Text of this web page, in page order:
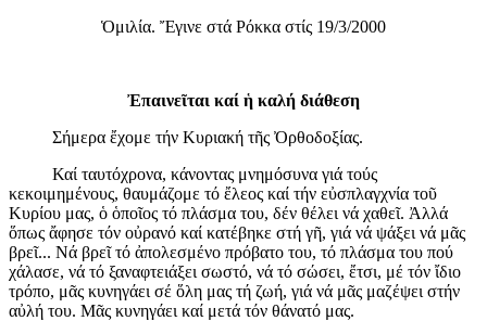
Ὁμιλία. Ἔγινε στά Ρόκκα στίς 19/3/2000
Ἐπαινεῖται καί ἡ καλή διάθεση
Σήμερα ἔχομε τήν Κυριακή τῆς Ὀρθοδοξίας.
Καί ταυτόχρονα, κάνοντας μνημόσυνα γιά τούς
κεκοιμημένους, θαυμάζομε τό ἔλεος καί τήν εὐσπλαγχνία τοῦ
Κυρίου μας, ὁ ὁποῖος τό πλάσμα του, δέν θέλει νά χαθεῖ. Ἀλλά
ὅπως ἄφησε τόν οὐρανό καί κατέβηκε στή γῆ, γιά νά ψάξει νά μᾶς
βρεῖ... Νά βρεῖ τό ἀπολεσμένο πρόβατο του, τό πλάσμα του πού
χάλασε, νά τό ξαναφτειάξει σωστό, νά τό σώσει, ἔτσι, μέ τόν ἴδιο
τρόπο, μᾶς κυνηγάει σέ ὅλη μας τή ζωή, γιά νά μᾶς μαζέψει στήν
αὐλή του. Μᾶς κυνηγάει καί μετά τόν θάνατό μας.